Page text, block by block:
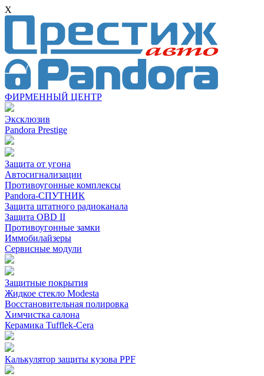
X
ФИРМЕННЫЙ ЦЕНТР
Эксклюзив
Pandora Prestige
Защита от угона
Автосигнализации
Противоугонные комплексы
Pandora-СПУТНИК
Защита штатного радиоканала
Защита OBD II
Противоугонные замки
Иммобилайзеры
Сервисные модули
Защитные покрытия
Жидкое стекло Modesta
Восстановительная полировка
Химчистка салона
Керамика Tufflek-Cera
Калькулятор защиты кузова PPF